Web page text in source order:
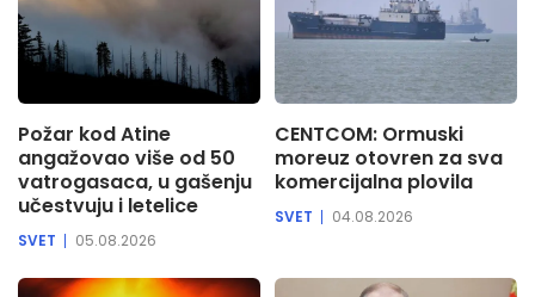
Požar kod Atine
angažovao više od 50
vatrogasaca, u gašenju
učestvuju i letelice
SVET 05.08.2026
CENTCOM: Ormuski
moreuz otovren za sva
komercijalna plovila
SVET 04.08.2026